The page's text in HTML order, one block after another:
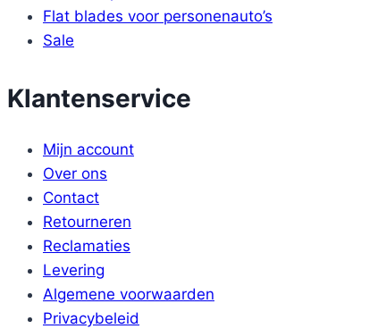
Flat blades voor personenauto’s
Sale
Klantenservice
Mijn account
Over ons
Contact
Retourneren
Reclamaties
Levering
Algemene voorwaarden
Privacybeleid